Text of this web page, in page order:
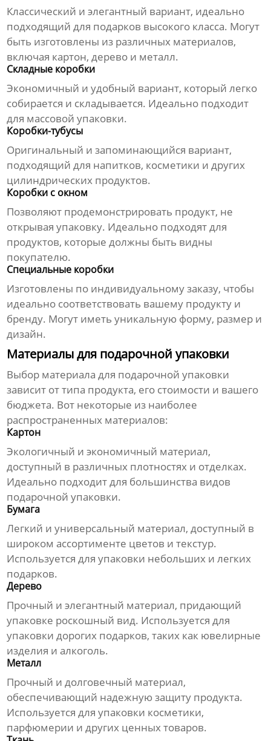
Классический и элегантный вариант, идеально
подходящий для подарков высокого класса. Могут
быть изготовлены из различных материалов,
включая картон, дерево и металл.
Складные коробки
Экономичный и удобный вариант, который легко
собирается и складывается. Идеально подходит
для массовой упаковки.
Коробки-тубусы
Оригинальный и запоминающийся вариант,
подходящий для напитков, косметики и других
цилиндрических продуктов.
Коробки с окном
Позволяют продемонстрировать продукт, не
открывая упаковку. Идеально подходят для
продуктов, которые должны быть видны
покупателю.
Специальные коробки
Изготовлены по индивидуальному заказу, чтобы
идеально соответствовать вашему продукту и
бренду. Могут иметь уникальную форму, размер и
дизайн.
Материалы для подарочной упаковки
Выбор материала для подарочной упаковки
зависит от типа продукта, его стоимости и вашего
бюджета. Вот некоторые из наиболее
распространенных материалов:
Картон
Экологичный и экономичный материал,
доступный в различных плотностях и отделках.
Идеально подходит для большинства видов
подарочной упаковки.
Бумага
Легкий и универсальный материал, доступный в
широком ассортименте цветов и текстур.
Используется для упаковки небольших и легких
подарков.
Дерево
Прочный и элегантный материал, придающий
упаковке роскошный вид. Используется для
упаковки дорогих подарков, таких как ювелирные
изделия и алкоголь.
Металл
Прочный и долговечный материал,
обеспечивающий надежную защиту продукта.
Используется для упаковки косметики,
парфюмерии и других ценных товаров.